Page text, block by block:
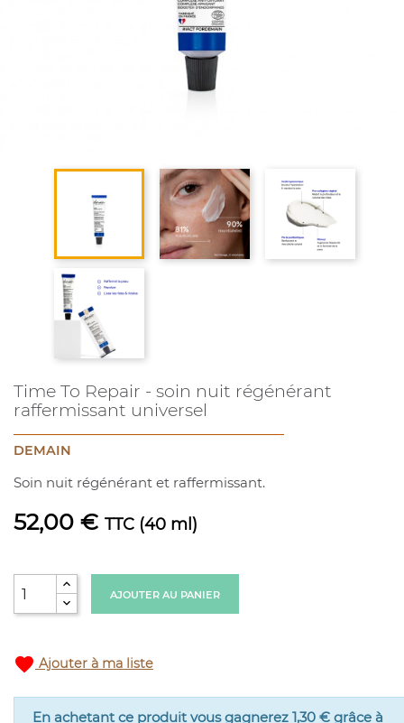
Time To Repair - soin nuit régénérant
raffermissant universel
DEMAIN
Soin nuit régénérant et raffermissant.
52,00 € TTC (40 ml)
AJOUTER AU PANIER
favorite Ajouter à ma liste
En achetant ce produit vous gagnerez 1,30 € grâce à